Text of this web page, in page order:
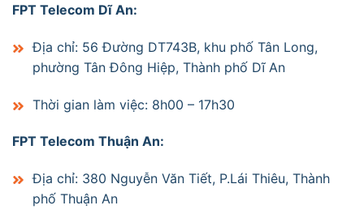
FPT Telecom Dĩ An:
Địa chỉ: 56 Đường DT743B, khu phố Tân Long,
phường Tân Đông Hiệp, Thành phố Dĩ An
Thời gian làm việc: 8h00 – 17h30
FPT Telecom Thuận An:
Địa chỉ: 380 Nguyễn Văn Tiết, P.Lái Thiêu, Thành
phố Thuận An